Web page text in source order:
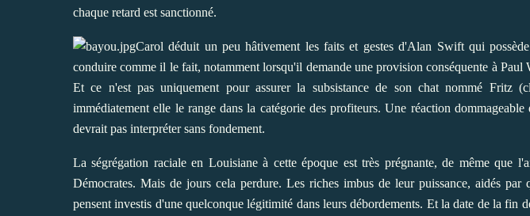
chaque retard est sanctionné.
Carol déduit un peu hâtivement les faits et gestes d'Alan Swift qui
conduire comme il le fait, notamment lorsqu'il demande une provision conséquente à Paul
Et ce n'est pas uniquement pour assurer la subsistance de son chat nommé Fritz
immédiatement elle le range dans la catégorie des profiteurs. Une réaction
devrait pas interpréter sans fondement.
La ségrégation raciale en Louisiane à cette époque est très prégnante, de même que
Démocrates. Mais de jours cela perdure. Les riches imbus de leur puissance, aidés par
pensent investis d'une quelconque légitimité dans leurs débordements. Et la date de la fin